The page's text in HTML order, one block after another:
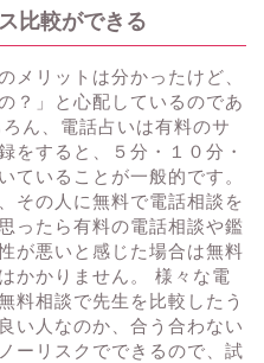
比較ができる
メリットは分かったけど、
？」と心配しているのであ
ん、電話占いは有料のサ
をすると、５分・１０分・
ていることが一般的です。
その人に無料で電話相談を
ったら有料の電話相談や鑑
が悪いと感じた場合は無料
かかりません。 様々な電
料相談で先生を比較したう
い人なのか、合う合わない
ーリスクでできるので、試